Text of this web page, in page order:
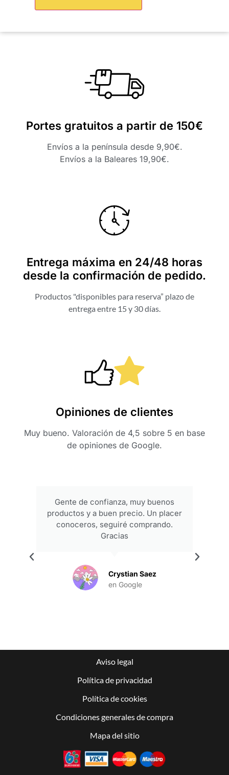
Portes gratuitos a partir de 150€
Envíos a la península desde 9,90€.
Envíos a la Baleares 19,90€.
Entrega máxima en 24/48 horas
desde la confirmación de pedido.
Productos "disponibles para reserva” plazo de
entrega entre 15 y 30 días.
Opiniones de clientes
Muy bueno. Valoración de 4,5 sobre 5 en base
de opiniones de Google.
Gente de confianza, muy buenos
productos y a buen precio. Un placer
conoceros, seguiré comprando.
Gracias
Crystian Saez
en Google
Aviso legal
Política de privacidad
Política de cookies
Condiciones generales de compra
Mapa del sitio